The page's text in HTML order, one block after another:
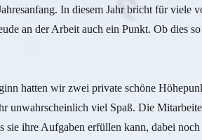
In diesem Jahr bricht für viele
an der Arbeit auch ein Punkt. Ob dies
hatten wir zwei private schöne
unwahrscheinlich viel Spaß. Die
sie ihre Aufgaben erfüllen kann, dabei